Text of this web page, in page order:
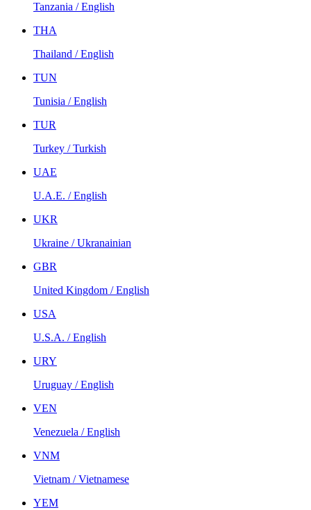
Tanzania / English
THA
Thailand / English
TUN
Tunisia / English
TUR
Turkey / Turkish
UAE
U.A.E. / English
UKR
Ukraine / Ukranainian
GBR
United Kingdom / English
USA
U.S.A. / English
URY
Uruguay / English
VEN
Venezuela / English
VNM
Vietnam / Vietnamese
YEM